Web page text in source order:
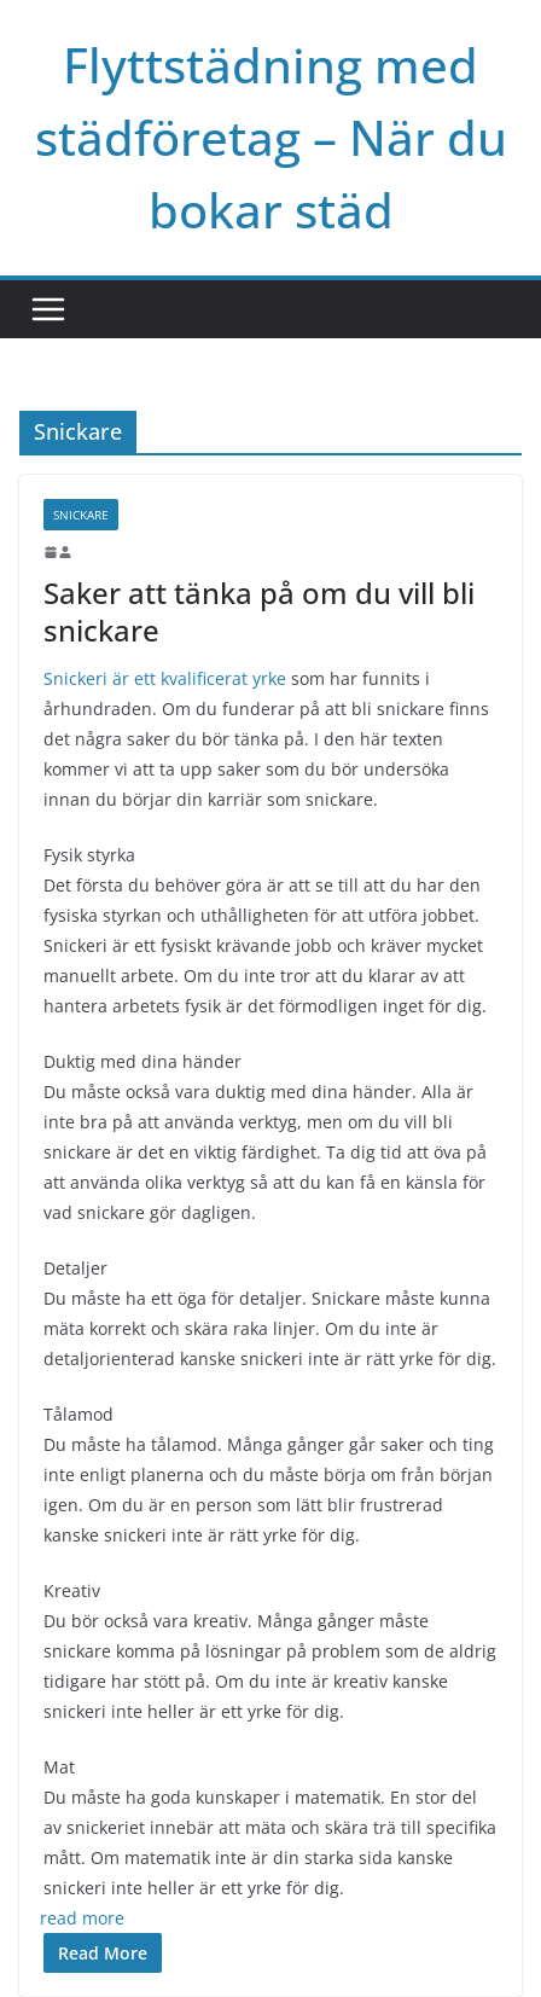
contentFlyttstädning med
städföretag – När du
bokar städ
Snickare
SNICKARE
Saker att tänka på om du vill bli
snickare
Snickeri är ett kvalificerat yrke som har funnits i
århundraden. Om du funderar på att bli snickare finns
det några saker du bör tänka på. I den här texten
kommer vi att ta upp saker som du bör undersöka
innan du börjar din karriär som snickare.
Fysik styrka
Det första du behöver göra är att se till att du har den
fysiska styrkan och uthålligheten för att utföra jobbet.
Snickeri är ett fysiskt krävande jobb och kräver mycket
manuellt arbete. Om du inte tror att du klarar av att
hantera arbetets fysik är det förmodligen inget för dig.
Duktig med dina händer
Du måste också vara duktig med dina händer. Alla är
inte bra på att använda verktyg, men om du vill bli
snickare är det en viktig färdighet. Ta dig tid att öva på
att använda olika verktyg så att du kan få en känsla för
vad snickare gör dagligen.
Detaljer
Du måste ha ett öga för detaljer. Snickare måste kunna
mäta korrekt och skära raka linjer. Om du inte är
detaljorienterad kanske snickeri inte är rätt yrke för dig.
Tålamod
Du måste ha tålamod. Många gånger går saker och ting
inte enligt planerna och du måste börja om från början
igen. Om du är en person som lätt blir frustrerad
kanske snickeri inte är rätt yrke för dig.
Kreativ
Du bör också vara kreativ. Många gånger måste
snickare komma på lösningar på problem som de aldrig
tidigare har stött på. Om du inte är kreativ kanske
snickeri inte heller är ett yrke för dig.
Mat
Du måste ha goda kunskaper i matematik. En stor del
av snickeriet innebär att mäta och skära trä till specifika
mått. Om matematik inte är din starka sida kanske
snickeri inte heller är ett yrke för dig.
read more
Read More